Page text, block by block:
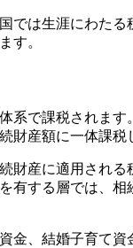
では生涯にわた
す。
系で課税されま
財産額に一体課税
財産に適用され
有する層では、
金、結婚子育て